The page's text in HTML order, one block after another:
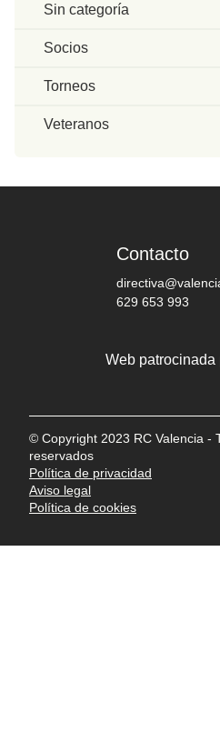
Sin categoría
Socios
Torneos
Veteranos
Contacto
629 653 993
Web patrocinada
© Copyright 2023 RC Valencia -
reservados
Política de privacidad
Aviso legal
Política de cookies